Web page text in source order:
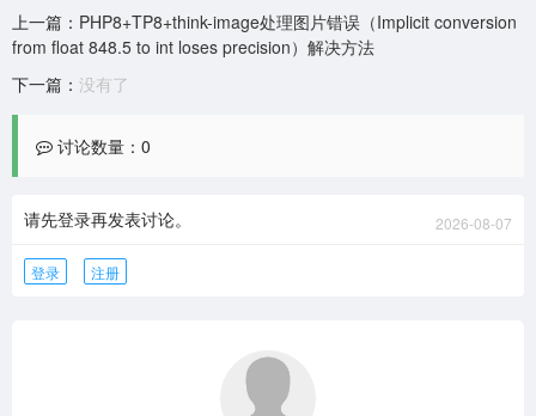
上一篇： PHP8+TP8+think-image处理图片错误（Implicit conversion
from float 848.5 to int loses precision）解决方法
下一篇： 没有了
讨论数量：0
请先登录再发表讨论。 2026-08-07
登录 注册